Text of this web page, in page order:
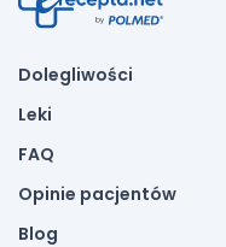
Dolegliwości
Leki
FAQ
Opinie pacjentów
Blog